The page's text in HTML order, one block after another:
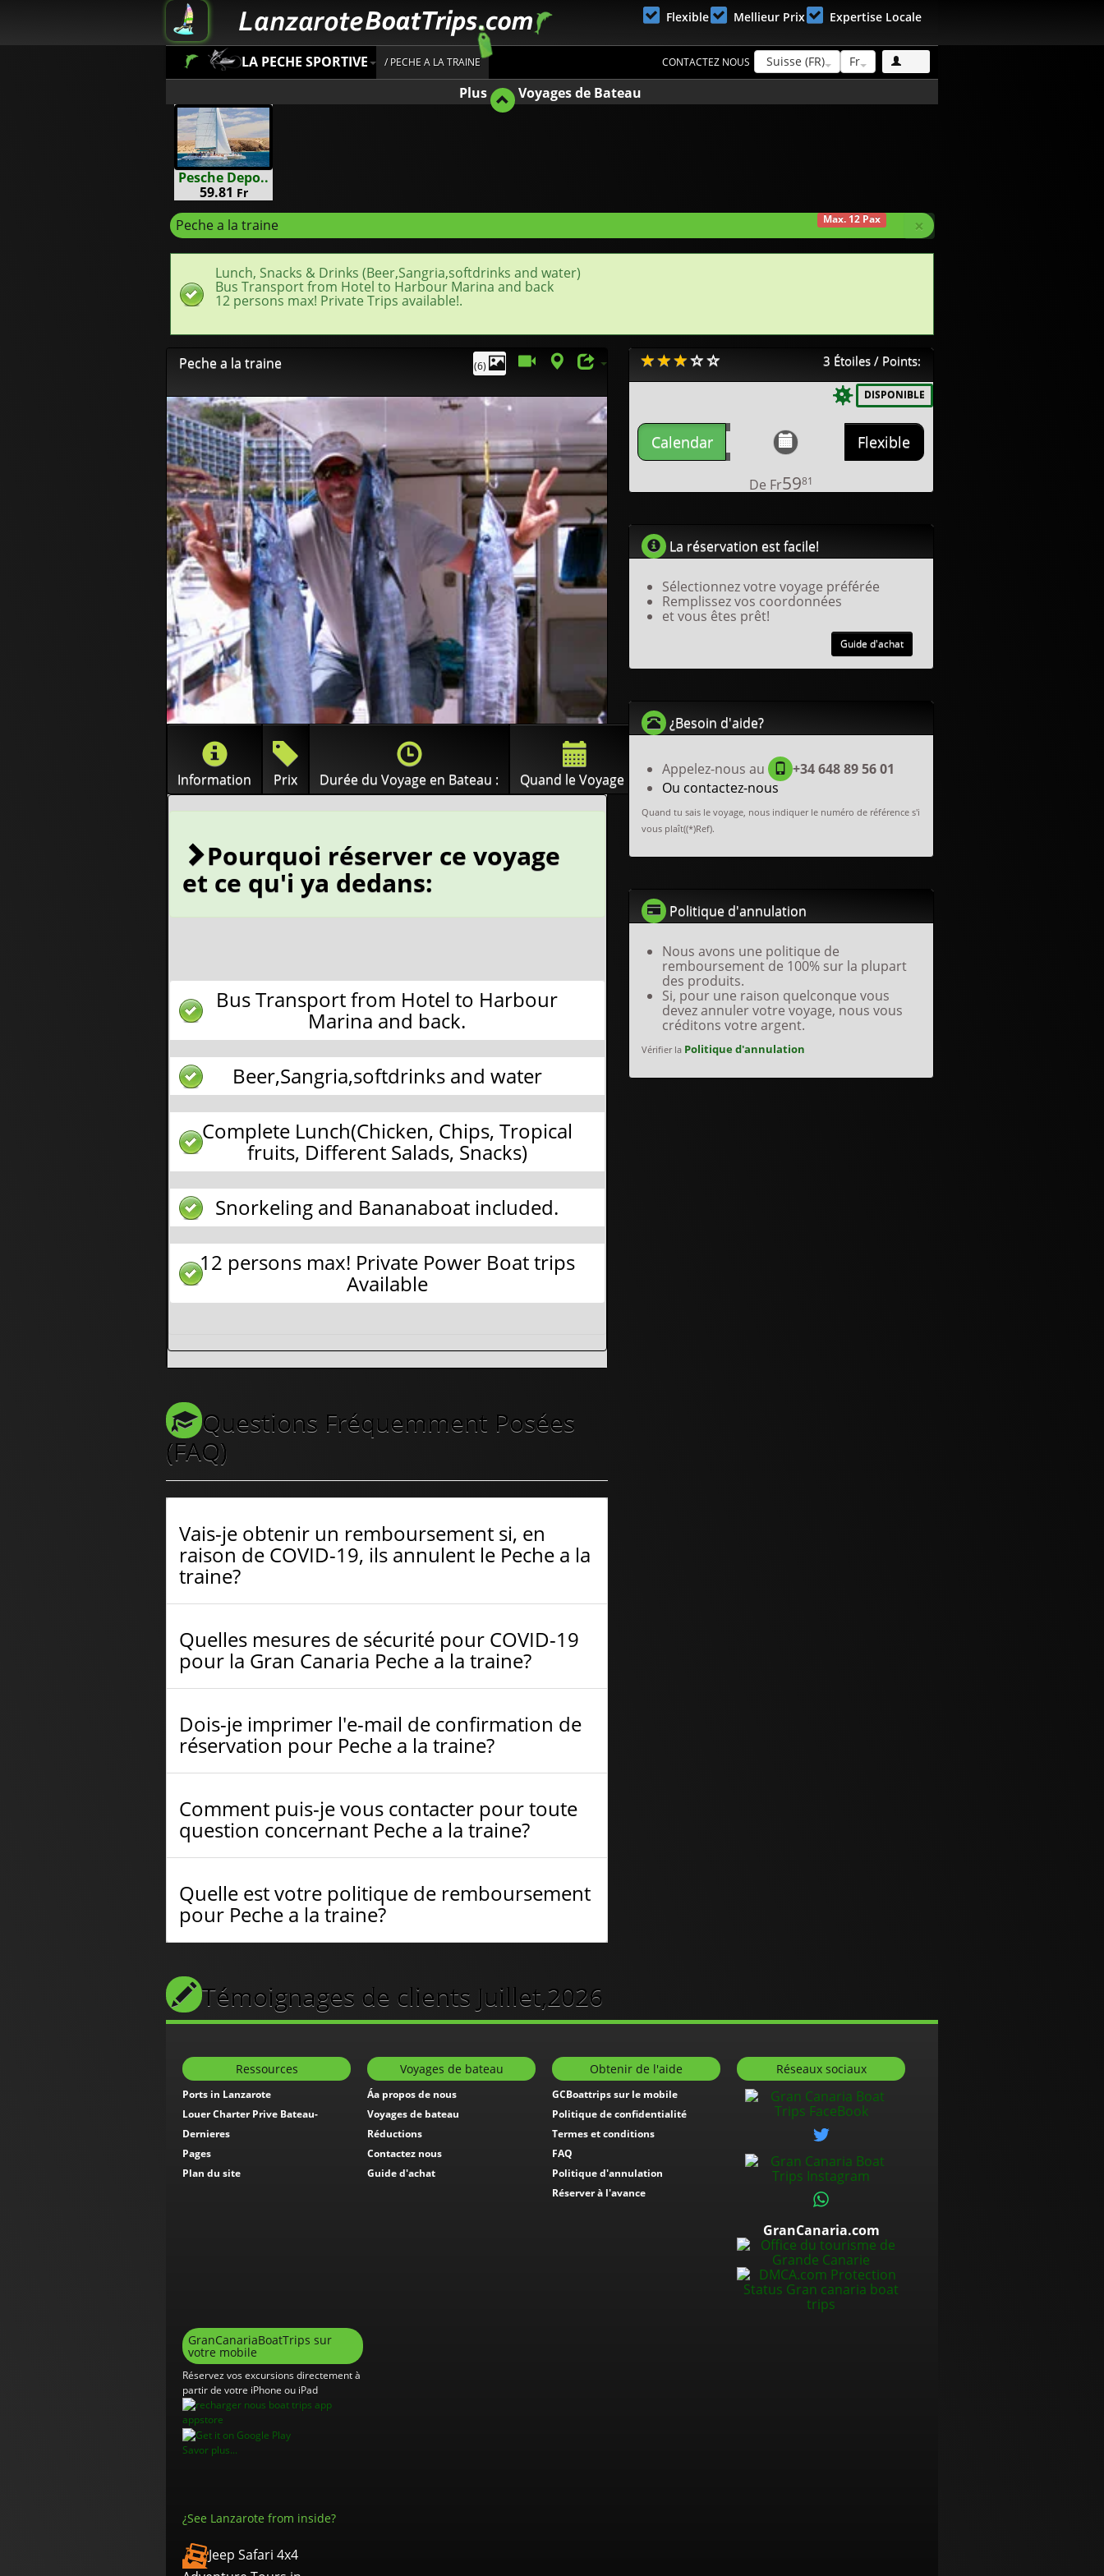
Flexible Mellieur Prix Expertise Locale
LA PECHE SPORTIVE / PECHE A LA TRAINE CONTACTEZ NOUS Suisse (FR) Fr
Plus Voyages de Bateau
Pesche Depo..
59.81 Fr
×
Max. 12 Pax
Peche a la traine
Lunch, Snacks & Drinks (Beer,Sangria,softdrinks and water)
Bus Transport from Hotel to Harbour Marina and back
12 persons max! Private Trips available!.
(6)
Peche a la traine
Information Prix Durée du Voyage en Bateau : Quand le Voyage :
Pourquoi réserver ce voyage
et ce qu'i ya dedans:
Bus Transport from Hotel to Harbour
Marina and back.
Beer,Sangria,softdrinks and water
Complete Lunch(Chicken, Chips, Tropical
fruits, Different Salads, Snacks)
Snorkeling and Bananaboat included.
12 persons max! Private Power Boat trips
Available
Questions Fréquemment Posées
(FAQ)
Vais-je obtenir un remboursement si, en
raison de COVID-19, ils annulent le Peche a la
traine?
Quelles mesures de sécurité pour COVID-19
pour la Gran Canaria Peche a la traine?
Dois-je imprimer l'e-mail de confirmation de
réservation pour Peche a la traine?
Comment puis-je vous contacter pour toute
question concernant Peche a la traine?
Quelle est votre politique de remboursement
pour Peche a la traine?
Témoignages de clients Juillet,2026
3 Étoiles / Points:
DISPONIBLE
Calendar Flexible
De Fr5981
La réservation est facile!
Sélectionnez votre voyage préférée
Remplissez vos coordonnées
et vous êtes prêt!
Guide d'achat
¿Besoin d'aide?
Appelez-nous au
+34 648 89 56 01
Ou contactez-nous
Quand tu sais le voyage, nous indiquer le numéro de référence s'i
vous plaît((*)Ref).
Politique d'annulation
Nous avons une politique de
remboursement de 100% sur la plupart
des produits.
Si, pour une raison quelconque vous
devez annuler votre voyage, nous vous
créditons votre argent.
Vérifier la Politique d'annulation
Ressources
Ports in Lanzarote
Louer Charter Prive Bateau-
Dernieres
Pages
Plan du site
Voyages de bateau
Áa propos de nous
Voyages de bateau
Réductions
Contactez nous
Guide d'achat
Obtenir de l'aide
GCBoattrips sur le mobile
Politique de confidentialité
Termes et conditions
FAQ
Politique d'annulation
Réserver à l'avance
Réseaux sociaux
GranCanaria.com
GranCanariaBoatTrips sur
votre mobile
Réservez vos excursions directement à
partir de votre iPhone ou iPad
Savor plus...
¿See Lanzarote from inside?
Jeep Safari 4x4